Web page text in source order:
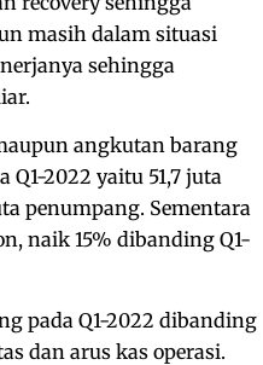
masih dalam situasi
sehingga
angkutan barang
2022 yaitu 51,7 juta
penumpang. Sementara
naik 15% dibanding Q1-
pada Q1-2022 dibanding
dan arus kas operasi.